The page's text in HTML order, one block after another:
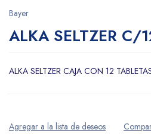
Bayer
ALKA SELTZER C/
ALKA SELTZER CAJA CON 12